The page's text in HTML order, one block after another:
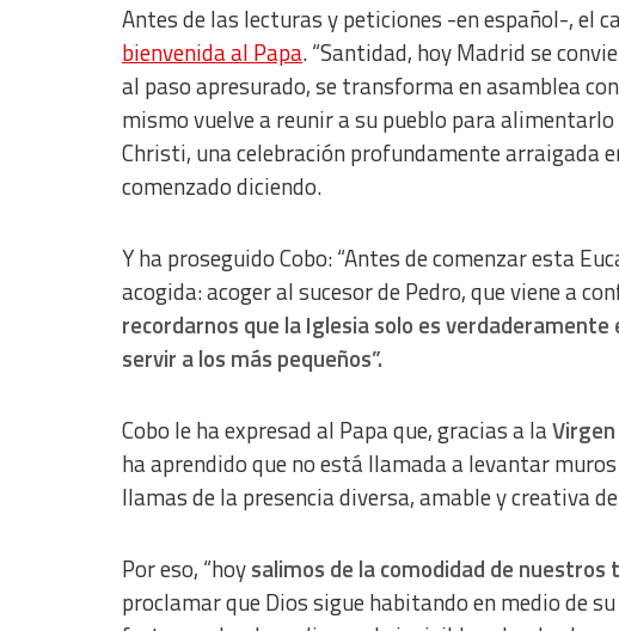
Antes de las lecturas y peticiones -en español-, el
bienvenida al Papa. “Santidad, hoy Madrid se
al paso apresurado, se transforma en asamblea
mismo vuelve a reunir a su pueblo para
Christi, una celebración profundamente arraigada
comenzado diciendo.
Y ha proseguido Cobo: “Antes de comenzar esta
acogida: acoger al sucesor de Pedro, que viene a
recordarnos que la Iglesia solo es
servir a los más pequeños”.
Cobo le ha expresad al Papa que, gracias a la
ha aprendido que no está llamada a levantar
llamas de la presencia diversa, amable y creativa
Por eso, “hoysalimos de la comodidad de nuestros
proclamar que Dios sigue habitando en medio de